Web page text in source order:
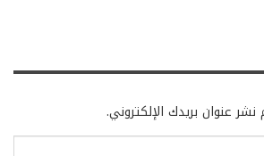
نشر عنوان بريدك الإلكتروني.